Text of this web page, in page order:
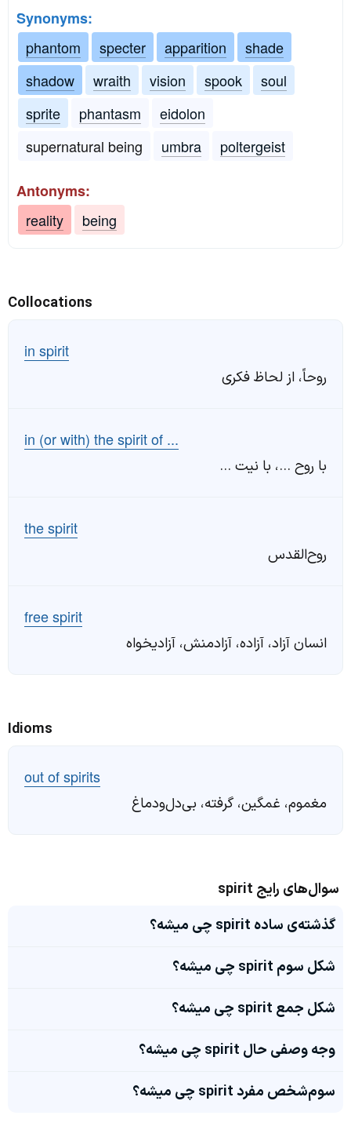
Synonyms:
phantom
specter apparition
shade
shadow
wraith vision spook
soul
sprite
phantasm
eidolon
supernatural being
umbra poltergeist
Antonyms:
reality
being
Collocations
in spirit
روحاً، از لحاظ فکری
in (or with) the spirit of ...
با روح ...، با نیت ...
the spirit
روح‌القدس
free spirit
انسان آزاد، آزاده، آزادمنش، آزادیخواه
Idioms
out of spirits
مغموم، غمگین، گرفته، بی‌دل‌و‌دماغ
سوال‌های رایج spirit
گذشته‌ی ساده spirit چی میشه؟
شکل سوم spirit چی میشه؟
شکل جمع spirit چی میشه؟
وجه وصفی حال spirit چی میشه؟
سوم‌شخص مفرد spirit چی میشه؟